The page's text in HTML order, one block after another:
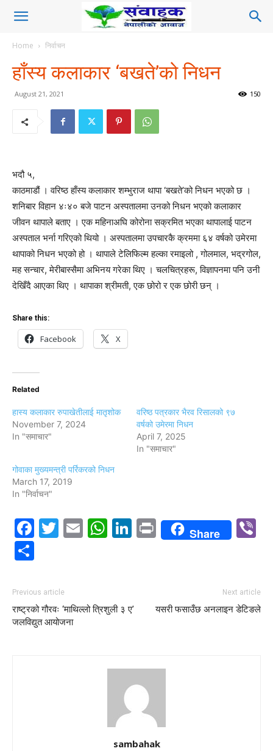
Home निर्वाचन
हाँस्य कलाकार ‘बखते’को निधन
August 21, 2021 150
भदौ ५,
काठमाडौं । वरिष्ठ हाँस्य कलाकार शम्भुराज थापा ‘बखते’को निधन भएको छ ।
शनिबार विहान ४ः४० बजे पाटन अस्पतालमा उनको निधन भएको कलाकार
जीवन थापाले बताए । एक महिनाअघि कोरोना सक्रमित भएका थापालाई पाटन
अस्पताल भर्ना गरिएको थियो । अस्पतालमा उपचारकै क्रममा ६४ वर्षको उमेरमा
थापाको निधन भएको हो । थापाले टेलिफिल्म हल्का रमाइलो , गोलमाल, भद्रगोल,
मह सन्चार, मेरीबास्सैमा अभिनय गरेका थिए । ​चलचित्रहरू, विज्ञापनमा पनि उनी
देखिँदै आएका थिए । थापाका श्रीमती, एक छोरो र एक छोरी छन् ।
Share this:
Facebook X
Related
हास्य कलाकार रुपाखेतीलाई मातृशोक
November 7, 2024
In "समाचार"
वरिष्ठ पत्रकार भैरव रिसालको ९७
वर्षको उमेरमा निधन
April 7, 2025
In "समाचार"
गोवाका मुख्यमन्त्री पर्रिकरको निधन
March 17, 2019
In "निर्वाचन"
Facebook
Twitter
EmailWhatsApp
LinkedIn
PrintShare
Previous article
राष्ट्रको गौरवः ‘माथिल्लो त्रिशुली ३ ए’
जलविद्युत आयोजना
Next article
यसरी फसाउँछ अनलाइन डेटिङले
sambahak